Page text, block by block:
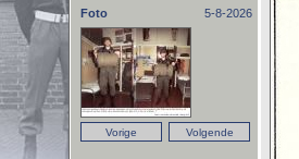
Foto
5-8-2026